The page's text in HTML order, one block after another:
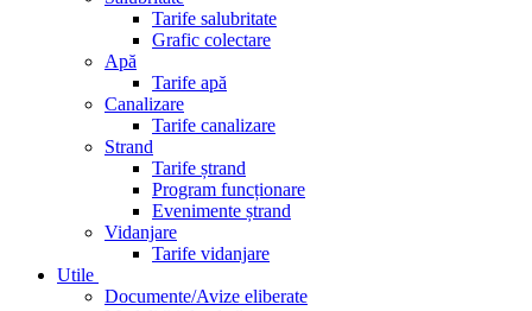
Tarife salubritate
Grafic colectare
Apă
Tarife apă
Canalizare
Tarife canalizare
Strand
Tarife ștrand
Program funcționare
Evenimente ștrand
Vidanjare
Tarife vidanjare
Utile
Documente/Avize eliberate